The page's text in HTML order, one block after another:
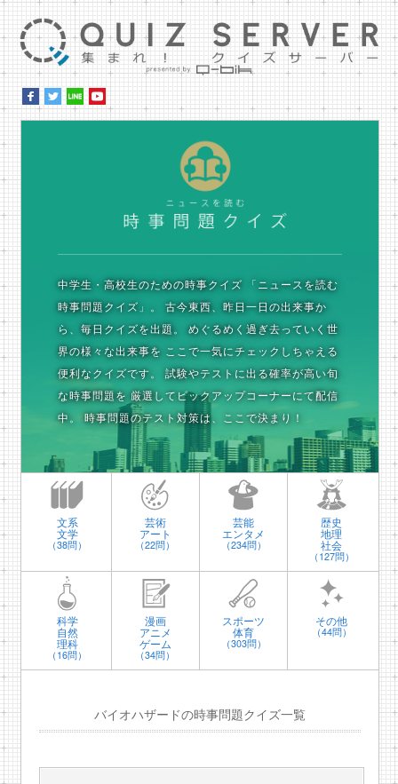
中学生・高校生のための時事クイズ 「ニュースを読む
時事問題クイズ」。
古今東西、昨日一日の出来事か
ら、毎日クイズを出題。
めぐるめく過ぎ去っていく世
界の様々な出来事を ここで一気にチェックしちゃえる
便利なクイズです。
試験やテストに出る確率が高い旬
な時事問題を 厳選してピックアップコーナーにて配信
中。
時事問題のテスト対策は、ここで決まり！
文系
文学
（38問）
芸術
アート
（22問）
芸能
エンタメ
（234問）
歴史
地理
社会
（127問）
科学
自然
理科
（16問）
漫画
アニメ
ゲーム
（34問）
スポーツ
体育
（303問）
その他
（44問）
バイオハザードの時事問題クイズ一覧